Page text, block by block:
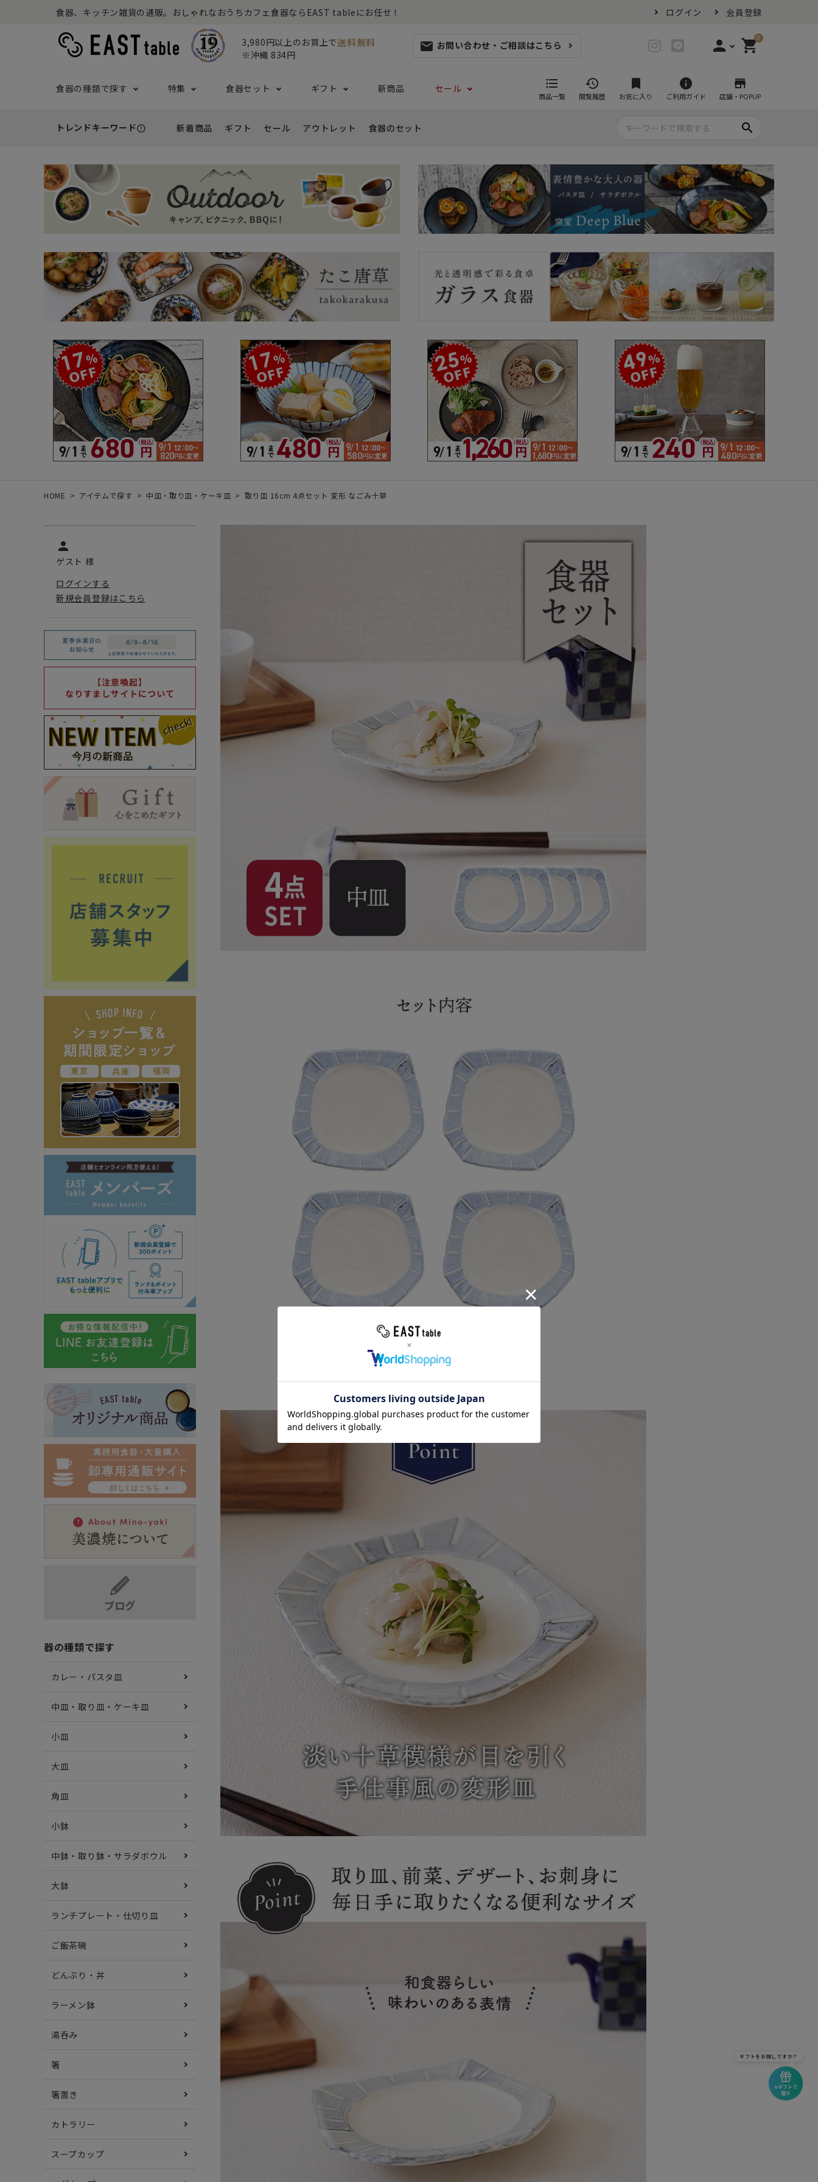
食器、キッチン雑貨の通販。おしゃれなおうちカフェ食器ならEAST tableにお任せ！ ログイン 会員登録
3,980円以上のお買上で送料無料
※沖縄 834円
mail お問い合わせ・ご相談はこちら person
ログイン
0
shopping_cart
食器の種類で探す
- 小皿
- 中皿・取り皿・ケーキ皿
- 大皿
- カレー・パスタ皿
- 中鉢・取り鉢・サラダボウル
- 大鉢
- とんすい
- 汁椀
- どんぶり・丼
- ラーメン鉢
- マグカップ
- カップ・タンブラー
- スープカップ
- 湯呑み
- 急須・ポット
耐熱皿・その他食器
- グラタン皿
- 耐熱皿
- スフレ・ココット
- 茶碗蒸し
箸・カトラリー・雑貨など
- 箸
- 箸置き
- カトラリー
- れんげ
- すり鉢
- 土鍋
- 雑貨
- トレー
デザイン・カラーで探す
- 和食器
- 白い食器
- 黒い食器
- カラフルな食器
素材で探す
- 磁器製
- 木製
- ガラス製
- 樹脂製
形状で探す
- 角
- 仕切り
- 楕円
- 変形
ブランドで探す
- 人気シリーズ
- オリジナル食器
特集
基本の食器特集 推し活特集 食品 ~からだ想いの食卓~
食器セット
和食器セット 洋食器セット 白い食器セット 黒い食器セット
こども食器セット まとめ買いでお得なセット
ギフト
- ～2,999円
- 3,000円～4,999円
- 5,000円～9,999円
- 誕生日
- 内祝い
- 有料ラッピング
- Eギフト
新商品 セール format_list_bulleted
商品一覧
history
閲覧履歴
bookmark
お気に入り
info
ご利用ガイド
store
店舗・POPUP
トレンドキーワードerror_outline 新着商品 ギフト セール アウトレット 食器のセット search
HOME アイテムで探す 中皿・取り皿・ケーキ皿 取り皿 16cm 4点セット 変形 なごみ十草
person
ゲスト 様
ログインする
新規会員登録はこちら
【注意喚起】
なりすましサイトについて
器の種類で探す
カレー・パスタ皿
中皿・取り皿・ケーキ皿
小皿
大皿
角皿
小鉢
中鉢・取り鉢・サラダボウル
大鉢
ランチプレート・仕切り皿
ご飯茶碗
どんぶり・丼
ラーメン鉢
湯呑み
箸
箸置き
カトラリー
スープカップ
eギフトで
贈る
ギフトをお探しですか？